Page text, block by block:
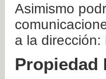
Asimismo
a la dirección:
Propiedad